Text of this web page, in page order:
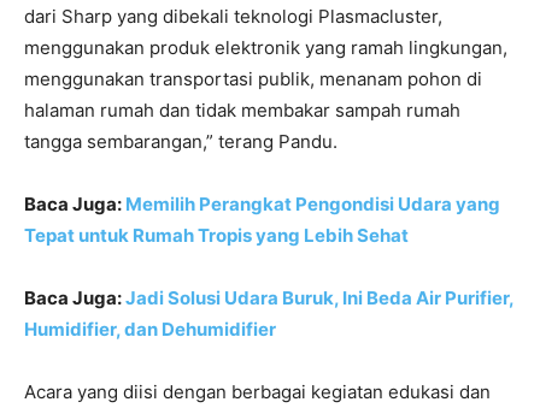
dari Sharp yang dibekali teknologi Plasmacluster,
menggunakan produk elektronik yang ramah lingkungan,
menggunakan transportasi publik, menanam pohon di
halaman rumah dan tidak membakar sampah rumah
tangga sembarangan,” terang Pandu.
Baca Juga: Memilih Perangkat Pengondisi Udara yang
Tepat untuk Rumah Tropis yang Lebih Sehat
Baca Juga:Jadi Solusi Udara Buruk, Ini Beda Air Purifier,
Humidifier, dan Dehumidifier
Acara yang diisi dengan berbagai kegiatan edukasi dan